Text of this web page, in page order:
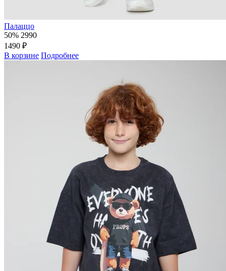
Палаццо
50% 2990
1490 ₽
В корзине Подробнее